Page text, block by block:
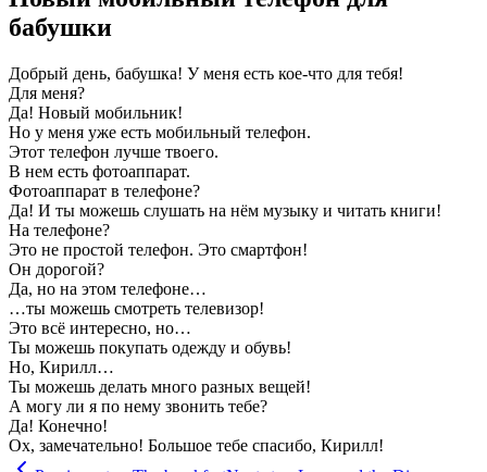
бабушки
Добрый день, бабушка! У меня есть кое-что для тебя!
Для меня?
Да! Новый мобильник!
Но у меня уже есть мобильный телефон.
Этот телефон лучше твоего.
В нем есть фотоаппарат.
Фотоаппарат в телефоне?
Да! И ты можешь слушать на нём музыку и читать книги!
На телефоне?
Это не простой телефон. Это смартфон!
Он дорогой?
Да, но на этом телефоне…
…ты можешь смотреть телевизор!
Это всё интересно, но…
Ты можешь покупать одежду и обувь!
Но, Кирилл…
Ты можешь делать много разных вещей!
А могу ли я по нему звонить тебе?
Да! Конечно!
Ох, замечательно! Большое тебе спасибо, Кирилл!